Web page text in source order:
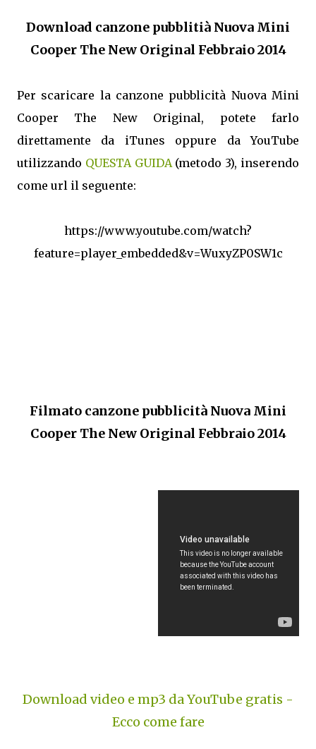
Download canzone pubblitià Nuova Mini
Cooper The New Original Febbraio 2014
Per scaricare la canzone pubblicità Nuova Mini
Cooper The New Original, potete farlo
direttamente da iTunes oppure da YouTube
utilizzando QUESTA GUIDA (metodo 3), inserendo
come url il seguente:
https://www.youtube.com/watch?
feature=player_embedded&v=WuxyZP0SW1c
Filmato canzone pubblicità Nuova Mini
Cooper The New Original Febbraio 2014
Download video e mp3 da YouTube gratis -
Ecco come fare